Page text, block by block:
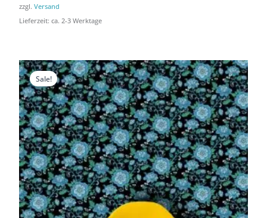
zzgl.Versand
Lieferzeit: ca. 2-3 Werktage
Sale!
Preisspanne:
1,60 €
bis
39,90 €
Preisspanne:
1,60 €
bis
39,90 €